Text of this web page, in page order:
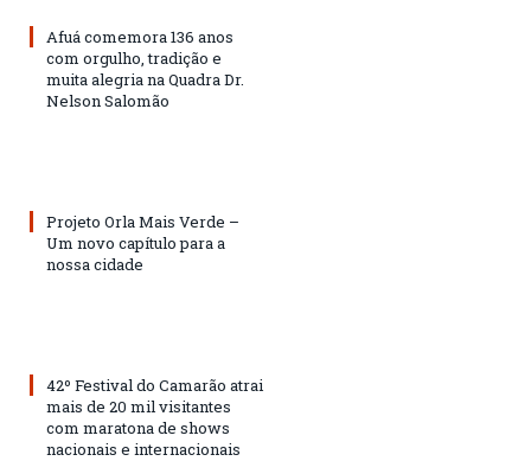
Afuá comemora 136 anos
com orgulho, tradição e
muita alegria na Quadra Dr.
Nelson Salomão
Projeto Orla Mais Verde –
Um novo capítulo para a
nossa cidade
42º Festival do Camarão atrai
mais de 20 mil visitantes
com maratona de shows
nacionais e internacionais